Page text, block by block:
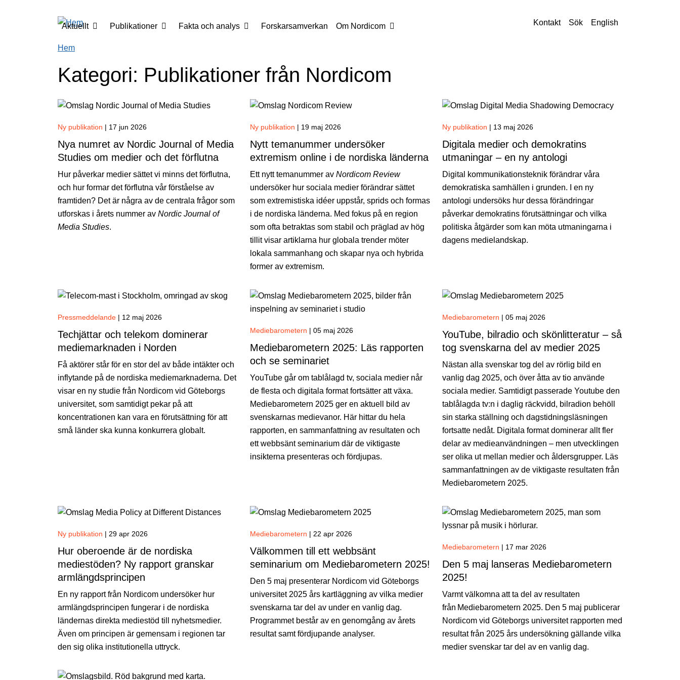
Kontakt
Sök English
Main menu
Aktuellt Publikationer Fakta och analys Forskarsamverkan Om Nordicom
Hem
Kategori: Publikationer från Nordicom
Ny publikation | 17 jun 2026
Nya numret av Nordic Journal of Media
Studies om medier och det förflutna
Hur påverkar medier sättet vi minns det förflutna,
och hur formar det förflutna vår förståelse av
framtiden? Det är några av de centrala frågor som
utforskas i årets nummer av Nordic Journal of
Media Studies.
Ny publikation | 19 maj 2026
Nytt temanummer undersöker
extremism online i de nordiska länderna
Ett nytt temanummer av Nordicom Review
undersöker hur sociala medier förändrar sättet
som extremistiska idéer uppstår, sprids och formas
i de nordiska länderna. Med fokus på en region
som ofta betraktas som stabil och präglad av hög
tillit visar artiklarna hur globala trender möter
lokala sammanhang och skapar nya och hybrida
former av extremism.
Ny publikation | 13 maj 2026
Digitala medier och demokratins
utmaningar – en ny antologi
Digital kommunikationsteknik förändrar våra
demokratiska samhällen i grunden. I en ny
antologi undersöks hur dessa förändringar
påverkar demokratins förutsättningar och vilka
politiska åtgärder som kan möta utmaningarna i
dagens medielandskap.
Pressmeddelande | 12 maj 2026
Techjättar och telekom dominerar
mediemarknaden i Norden
Få aktörer står för en stor del av både intäkter och
inflytande på de nordiska mediemarknaderna. Det
visar en ny studie från Nordicom vid Göteborgs
universitet, som samtidigt pekar på att
koncentrationen kan vara en förutsättning för att
små länder ska kunna konkurrera globalt.
Mediebarometern | 05 maj 2026
Mediebarometern 2025: Läs rapporten
och se seminariet
YouTube går om tablålagd tv, sociala medier når
de flesta och digitala format fortsätter att växa.
Mediebarometern 2025 ger en aktuell bild av
svenskarnas medievanor. Här hittar du hela
rapporten, en sammanfattning av resultaten och
ett webbsänt seminarium där de viktigaste
insikterna presenteras och fördjupas.
Mediebarometern | 05 maj 2026
YouTube, bilradio och skönlitteratur – så
tog svenskarna del av medier 2025
Nästan alla svenskar tog del av rörlig bild en
vanlig dag 2025, och över åtta av tio använde
sociala medier. Samtidigt passerade Youtube den
tablålagda tv:n i daglig räckvidd, bilradion behöll
sin starka ställning och dagstidningsläsningen
fortsatte nedåt. Digitala format dominerar allt fler
delar av medieanvändningen – men utvecklingen
ser olika ut mellan medier och åldersgrupper. Läs
sammanfattningen av de viktigaste resultaten från
Mediebarometern 2025.
Ny publikation | 29 apr 2026
Hur oberoende är de nordiska
mediestöden? Ny rapport granskar
armlängdsprincipen
En ny rapport från Nordicom undersöker hur
armlängdsprincipen fungerar i de nordiska
ländernas direkta mediestöd till nyhetsmedier.
Även om principen är gemensam i regionen tar
den sig olika institutionella uttryck.
Mediebarometern | 22 apr 2026
Välkommen till ett webbsänt
seminarium om Mediebarometern 2025!
Den 5 maj presenterar Nordicom vid Göteborgs
universitet 2025 års kartläggning av vilka medier
svenskarna tar del av under en vanlig dag.
Programmet består av en genomgång av årets
resultat samt fördjupande analyser.
Mediebarometern | 17 mar 2026
Den 5 maj lanseras Mediebarometern
2025!
Varmt välkomna att ta del av resultaten
från Mediebarometern 2025. Den 5 maj publicerar
Nordicom vid Göteborgs universitet rapporten med
resultat från 2025 års undersökning gällande vilka
medier svenskar tar del av en vanlig dag.